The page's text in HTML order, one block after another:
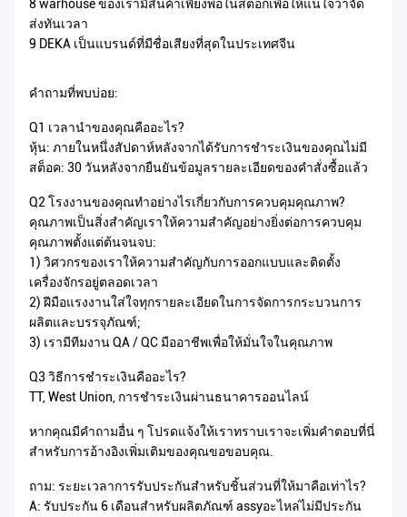
8 warhouse ของเรามีสินค้าเพียงพอในสต็อกเพื่อให้แน่ใจว่าจัด
ส่งทันเวลา
9 DEKA เป็นแบรนด์ที่มีชื่อเสียงที่สุดในประเทศจีน
คำถามที่พบบ่อย:
Q1 เวลานำของคุณคืออะไร?
หุ้น: ภายในหนึ่งสัปดาห์หลังจากได้รับการชำระเงินของคุณไม่มี
สต็อค: 30 วันหลังจากยืนยันข้อมูลรายละเอียดของคำสั่งซื้อแล้ว
Q2 โรงงานของคุณทำอย่างไรเกี่ยวกับการควบคุมคุณภาพ?
คุณภาพเป็นสิ่งสำคัญเราให้ความสำคัญอย่างยิ่งต่อการควบคุม
คุณภาพตั้งแต่ต้นจนจบ:
1) วิศวกรของเราให้ความสำคัญกับการออกแบบและติดตั้ง
เครื่องจักรอยู่ตลอดเวลา
2) ฝีมือแรงงานใส่ใจทุกรายละเอียดในการจัดการกระบวนการ
ผลิตและบรรจุภัณฑ์;
3) เรามีทีมงาน QA / QC มืออาชีพเพื่อให้มั่นใจในคุณภาพ
Q3 วิธีการชำระเงินคืออะไร?
TT, West Union, การชำระเงินผ่านธนาคารออนไลน์
หากคุณมีคำถามอื่น ๆ โปรดแจ้งให้เราทราบเราจะเพิ่มคำตอบที่นี่
สำหรับการอ้างอิงเพิ่มเติมของคุณขอขอบคุณ.
ถาม: ระยะเวลาการรับประกันสำหรับชิ้นส่วนที่ให้มาคือเท่าไร?
A: รับประกัน 6 เดือนสำหรับผลิตภัณฑ์ assyอะไหล่ไม่มีประกัน